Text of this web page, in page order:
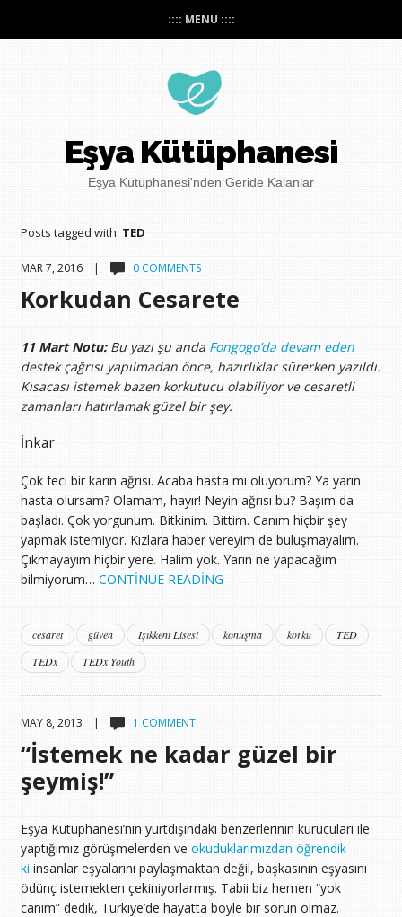
:::: MENU ::::
Eşya Kütüphanesi
Eşya Kütüphanesi'nden Geride Kalanlar
Posts tagged with: TED
MAR 7, 2016 | 0 COMMENTS
Korkudan Cesarete
11 Mart Notu: Bu yazı şu anda Fongogo’da devam eden
destek çağrısı yapılmadan önce, hazırlıklar sürerken yazıldı.
Kısacası istemek bazen korkutucu olabiliyor ve cesaretli
zamanları hatırlamak güzel bir şey.
İnkar
Çok feci bir karın ağrısı. Acaba hasta mı oluyorum? Ya yarın
hasta olursam? Olamam, hayır! Neyin ağrısı bu? Başım da
başladı. Çok yorgunum. Bitkinim. Bittim. Canım hiçbir şey
yapmak istemiyor. Kızlara haber vereyim de buluşmayalım.
Çıkmayayım hiçbir yere. Halim yok. Yarın ne yapacağım
bilmiyorum… CONTINUE READING
cesaret güven Işıkkent Lisesi konuşma korku
TED
TEDx
TEDx Youth
MAY 8, 2013 | 1 COMMENT
“İstemek ne kadar güzel bir
şeymiş!”
Eşya Kütüphanesi’nin yurtdışındaki benzerlerinin kurucuları ile
yaptığımız görüşmelerden ve okuduklarımızdan öğrendik
ki insanlar eşyalarını paylaşmaktan değil, başkasının eşyasını
ödünç istemekten çekiniyorlarmış. Tabii biz hemen “yok
canım” dedik, Türkiye’de hayatta böyle bir sorun olmaz.